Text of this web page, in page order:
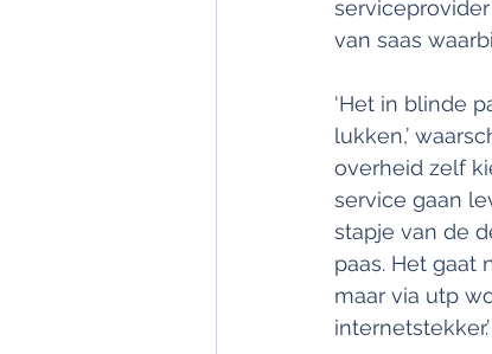
van saas
‘Het in blinde
lukken,’
overheid zelf
service gaan
stapje van de
paas. Het gaat
maar via utp
internetstekker.’